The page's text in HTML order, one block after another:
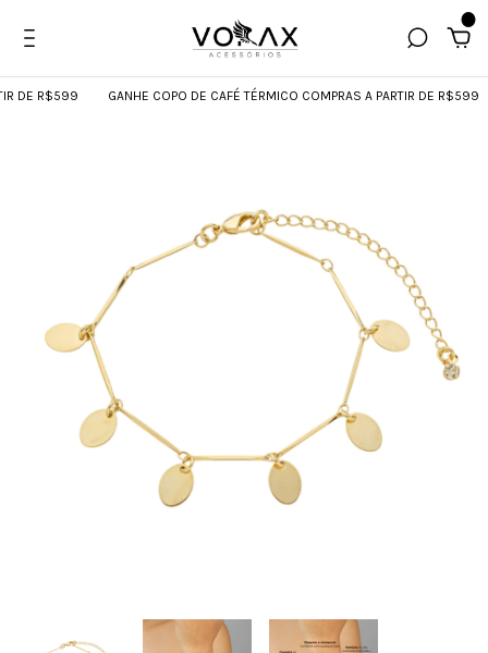
DE R$599 GANHE COPO DE CAFÉ TÉRMICO COMPRAS A PARTIR DE R$599